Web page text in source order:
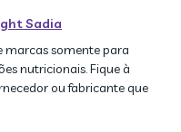
Sadia
marcas somente para
nutricionais. Fique à
ou fabricante que